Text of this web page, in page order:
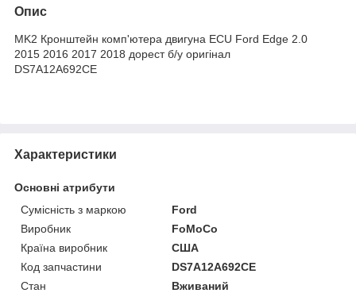
Опис
MK2 Кронштейн комп'ютера двигуна ECU Ford Edge 2.0
2015 2016 2017 2018 дорест б/у оригінал
DS7A12A692CE
Характеристики
Основні атрибути
Сумісність з маркою
Ford
Виробник
FoMoCo
Країна виробник
США
Код запчастини
DS7A12A692CE
Стан
Вживаний